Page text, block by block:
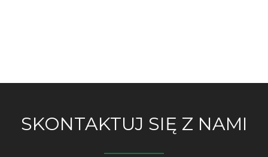
SKONTAKTUJ SIĘ Z NAMI